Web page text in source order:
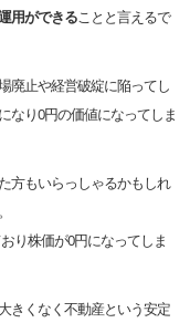
用ができることと言えるで
廃止や経営破綻に陥ってし
なり0円の価値になってしま
方もいらっしゃるかもしれ
り株価が0円になってしま
きくなく不動産という安定